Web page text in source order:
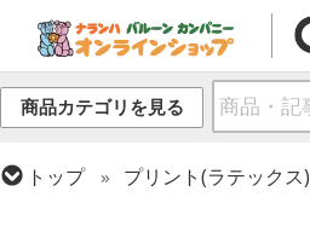
商品カテゴリを見る
トップ プリント(ラテックス)